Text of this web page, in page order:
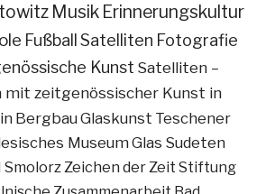
Musik Erinnerungskultur
FußballSatelliten Fotografie
Kunst Satelliten –
mit zeitgenössischer Kunst in
BergbauGlaskunst Teschener
MuseumGlas Sudeten
SmolorzZeichen der Zeit Stiftung